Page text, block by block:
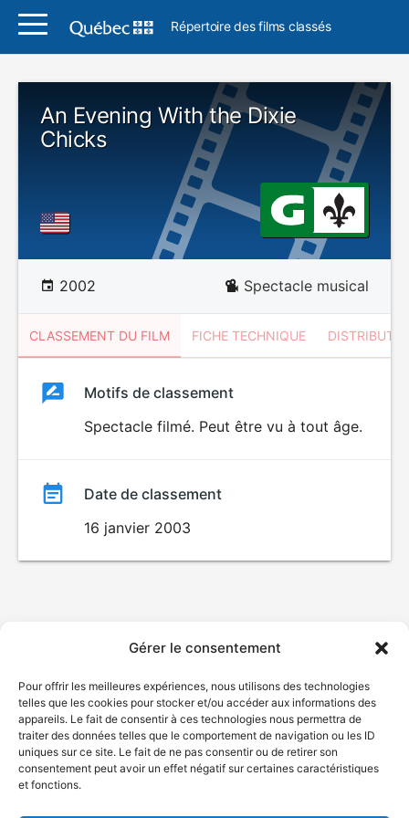
Gérer le consentement
Pour offrir les meilleures expériences, nous utilisons des technologies
telles que les cookies pour stocker et/ou accéder aux informations des
appareils. Le fait de consentir à ces technologies nous permettra de
traiter des données telles que le comportement de navigation ou les ID
uniques sur ce site. Le fait de ne pas consentir ou de retirer son
consentement peut avoir un effet négatif sur certaines caractéristiques
et fonctions.
Répertoire des films classés
An Evening With the Dixie
Chicks
2002 Spectacle musical
CLASSEMENT DU FILM FICHE TECHNIQUE
ClassementClassement
Motifs de classement
Spectacle filmé. Peut être vu à tout âge.
Date de classement
16 janvier 2003